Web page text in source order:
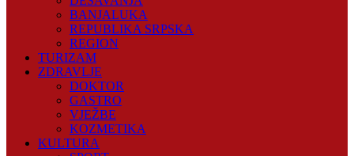
BANJALUKA
REPUBLIKA SRPSKA
REGION
TURIZAM
ZDRAVLJE
DOKTOR
GASTRO
VJEŽBE
KOZMETIKA
KULTURA